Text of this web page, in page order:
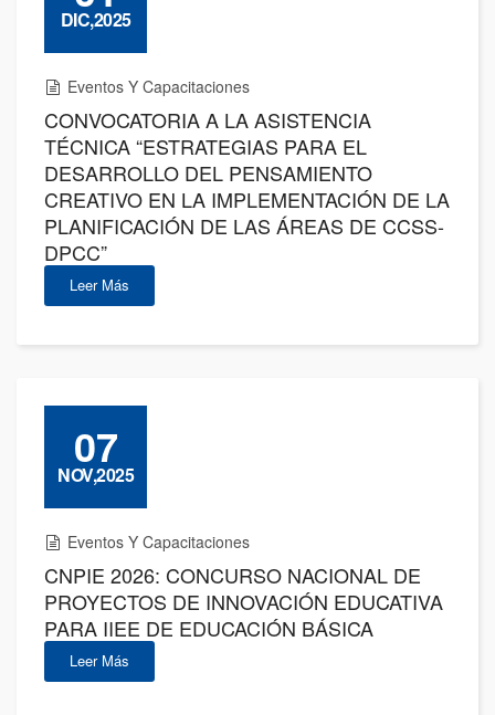
DIC,2025
Eventos Y Capacitaciones
CONVOCATORIA A LA ASISTENCIA
TÉCNICA “ESTRATEGIAS PARA EL
DESARROLLO DEL PENSAMIENTO
CREATIVO EN LA IMPLEMENTACIÓN DE LA
PLANIFICACIÓN DE LAS ÁREAS DE CCSS-
DPCC”
Leer Más
07
NOV,2025
Eventos Y Capacitaciones
CNPIE 2026: CONCURSO NACIONAL DE
PROYECTOS DE INNOVACIÓN EDUCATIVA
PARA IIEE DE EDUCACIÓN BÁSICA
Leer Más